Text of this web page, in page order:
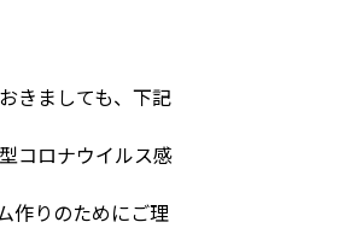
きましても、下記
コロナウイルス感
作りのためにご理